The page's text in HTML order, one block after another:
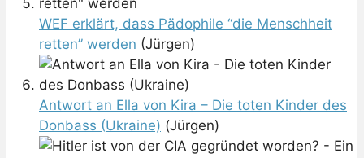
WEF erklärt, dass Pädophile “die Menschheit
retten” werden (Jürgen)
Antwort an Ella von Kira – Die toten Kinder des
Donbass (Ukraine) (Jürgen)